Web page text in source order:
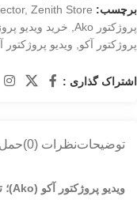
برچسب:
, Zenith Store
پروژکتور Ako
, خرید ویدیو
پروژکتور آکو, ویدیو پروژکتور
اشتراک گذاری :
توضیحاتنظرات (0) حمل
ویدیو پروژکتور آکو (Ako)؛ تجربه سینمای واقعی در ابعاد بزرگ